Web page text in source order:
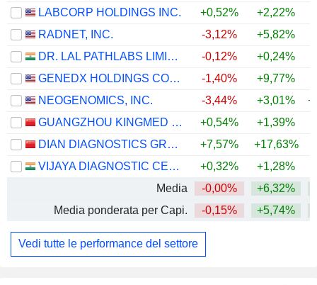
LABCORP HOLDINGS INC.
+0,52% +2,22%
RADNET, INC.
-3,12% +5,82%
DR. LAL PATHLABS LIMITED
-0,12% +0,24%
GENEDX HOLDINGS CORP.
-1,40% +9,77%
NEOGENOMICS, INC.
-3,44% +3,01%
GUANGZHOU KINGMED DIAGNOSTICS GROUP CO., LTD.
+0,54% +1,39%
DIAN DIAGNOSTICS GROUP CO.,LTD.
+7,57% +17,63%
VIJAYA DIAGNOSTIC CENTRE LIMITED
+0,32% +1,28%
Media
-0,00% +6,32%
Media ponderata per Capi.
-0,15% +5,74%
Vedi tutte le performance del settore